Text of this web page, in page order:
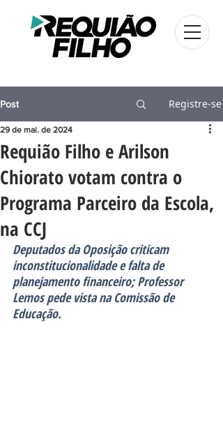
Post Registre-se
Requião Filho e Arilson
Chiorato votam contra o
Programa Parceiro da Escola,
na CCJ
29 de mai. de 2024
Deputados da Oposição criticam
inconstitucionalidade e falta de
planejamento financeiro; Professor
Lemos pede vista na Comissão de
Educação.